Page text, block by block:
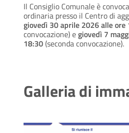
Il Consiglio Comunale è
ordinaria presso il Centro di
giovedì 30 aprile 2026 alle ore
convocazione) egiovedì 7
18:30(seconda convocazione).
Galleria di